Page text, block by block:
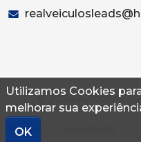
Utilizamos Cookies
melhorar sua
OK
© 2026 Autoconf.
Termos